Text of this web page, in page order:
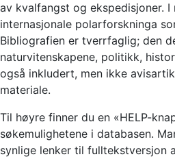
av kvalfangst og ekspedisjoner.
internasjonale polarforskninga
Bibliografien er tverrfaglig; den
naturvitenskapene, politikk,
også inkludert, men ikke
materiale.
Til høyre finner du en «HELP-
søkemulighetene i databasen.
synlige lenker til fulltekstversjon